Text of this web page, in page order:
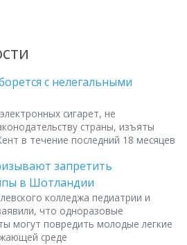
с нелегальными
сигарет, не
страны, изъяты
в течение последний 18 месяцев
запретить
в Шотландии
колледжа педиатрии и
что одноразовые
могут повредить молодые легкие
среде